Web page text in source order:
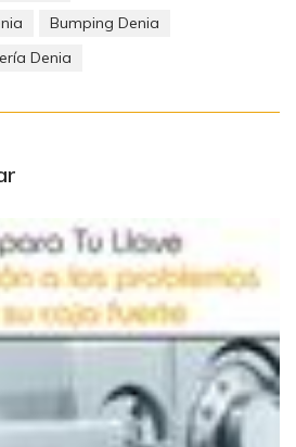
Bumping Denia
Denia